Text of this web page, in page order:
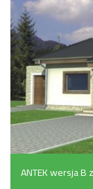
ANTEK wersja B